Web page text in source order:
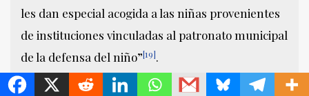
les dan especial acogida a las niñas provenientes
de instituciones vinculadas al patronato municipal
de la defensa del niño”[19].
MetroChat